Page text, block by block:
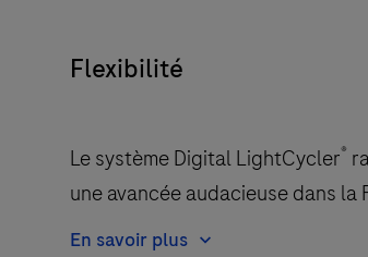
Flexibilité
Le système Digital LightCycler®
une avancée audacieuse dans la
En savoir plus